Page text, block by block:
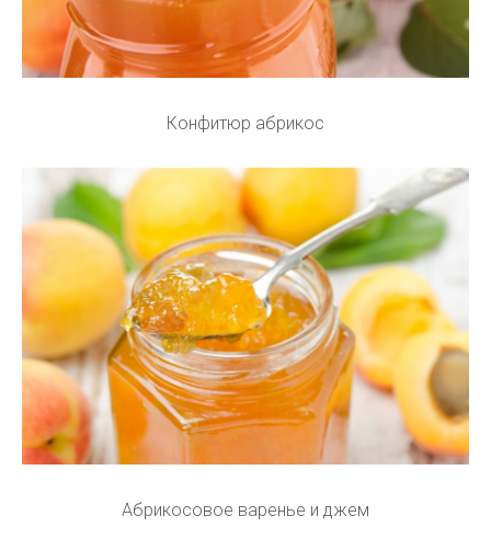
Конфитюр абрикос
Абрикосовое варенье и джем